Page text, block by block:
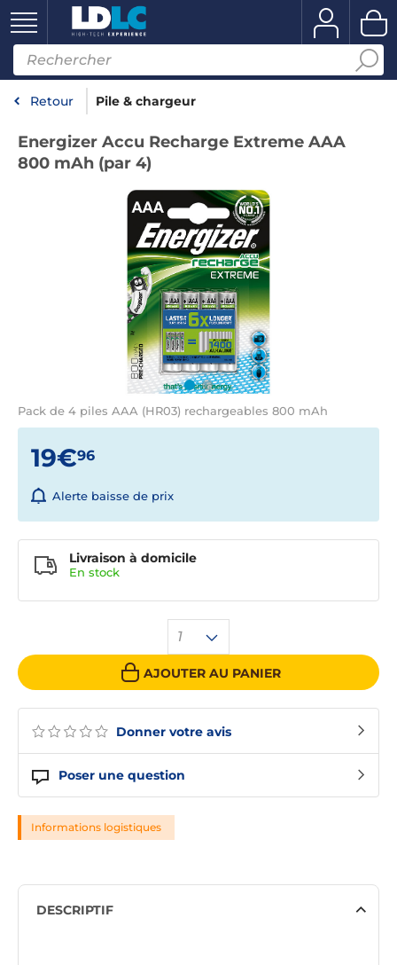
Retour Pile & chargeur
Energizer Accu Recharge Extreme AAA
800 mAh (par 4)
Pack de 4 piles AAA (HR03) rechargeables 800 mAh
Donner votre avis
Poser une question
19€96
Alerte baisse de prix
1
AJOUTER AU PANIER
Livraison à domicile
En stock
Informations logistiques
DESCRIPTIF